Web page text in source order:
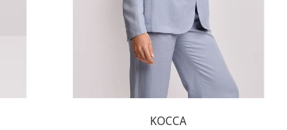
KOCCA